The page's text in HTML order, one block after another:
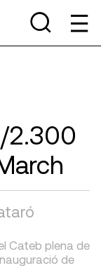
2.300
Cateb plena de
de